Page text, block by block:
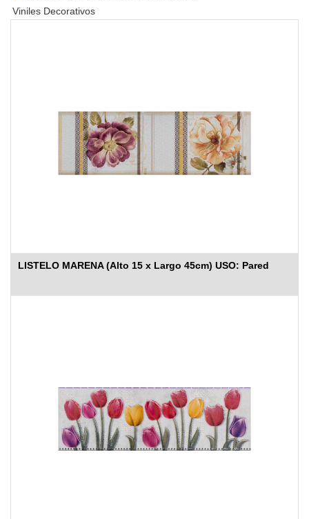
Viniles Decorativos
LISTELO MARENA (Alto 15 x Largo 45cm) USO: Pared